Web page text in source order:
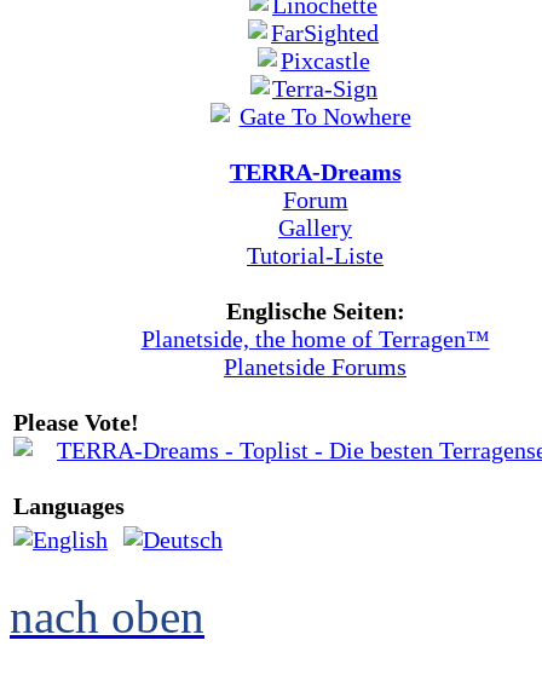
TERRA-Dreams
Forum
Gallery
Tutorial-Liste
Englische Seiten:
Planetside, the home of Terragen™
Planetside Forums
Please Vote!
Languages
nach oben